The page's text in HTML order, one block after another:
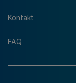
Kontakt
FAQ